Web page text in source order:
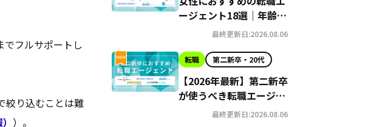
フルサポートし
絞り込むことは難
）。
ージェント18選｜年齢・
未経験など目的別に紹介
最終更新日:2026.08.06
転職 第二新卒・20代
【2026年最新】第二新卒
が使うべき転職エージェ
ント16選｜独自インタビ
最終更新日:2026.08.06